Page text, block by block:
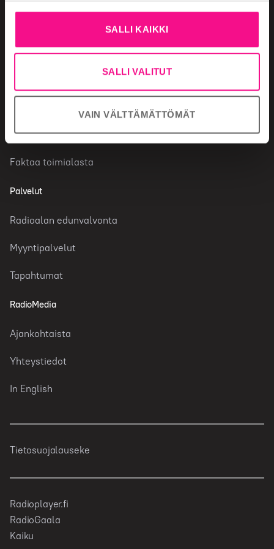
SALLI KAIKKI
SALLI VALITUT
VAIN VÄLTTÄMÄTTÖMÄT
Mainonnan säännöt
Tutkimustietoa radiosta
Faktaa toimialasta
Palvelut
Radioalan edunvalvonta
Myyntipalvelut
Tapahtumat
RadioMedia
Ajankohtaista
Yhteystiedot
In English
Tietosuojalauseke
Radioplayer.fi
RadioGaala
Kaiku